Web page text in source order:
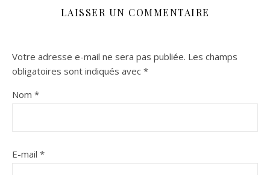
LAISSER UN COMMENTAIRE
Votre adresse e-mail ne sera pas publiée. Les champs
obligatoires sont indiqués avec *
Nom *
E-mail *